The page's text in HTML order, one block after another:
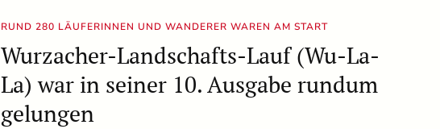
RUND 280 LÄUFERINNEN UND WANDERER WAREN AM START
Wurzacher-Landschafts-Lauf (Wu-La-
La) war in seiner 10. Ausgabe rundum
gelungen